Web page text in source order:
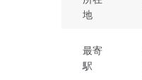
地
最寄
駅